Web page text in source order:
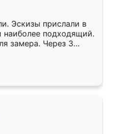
Эскизы прислали в
наиболее подходящий.
замера. Через 3
готова. Остались
Ренессанс
работу!